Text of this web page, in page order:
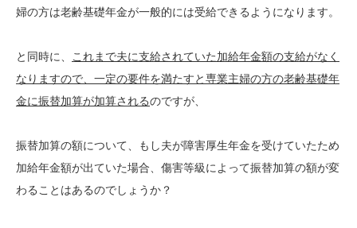
婦の方は老齢基礎年金が一般的には受給できるようになります。
と同時に、
これまで夫に支給されていた加給年金額の支給がなく
なりますので、一定の要件を満たすと専業主婦の方の老齢基礎年
金に振替加算が加算されるのですが、
振替加算の額について、もし夫が障害厚生年金を受けていたため
加給年金額が出ていた場合、傷害等級によって振替加算の額が変
わることはあるのでしょうか？